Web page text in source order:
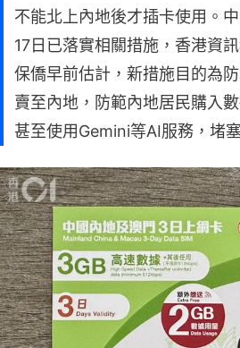
不能北上內地後才插卡使用。
17日已落實相關措施，香港資
保僑早前估計，新措施目的為
賣至內地，防範內地居民購入
甚至使用Gemini等AI服務，堵